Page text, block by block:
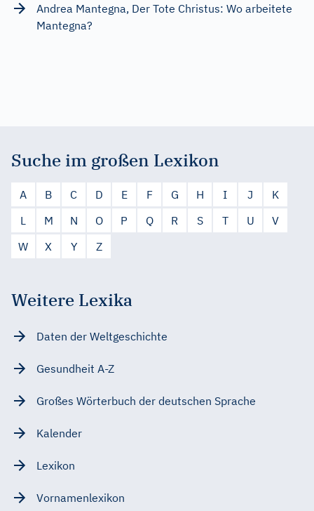
Andrea Mantegna, Der Tote Christus: Wo arbeitete
Mantegna?
Suche im großen Lexikon
A B C D E F G H I J
K
L
M N O P Q R S T U
V
W
X Y Z
Weitere Lexika
Daten der Weltgeschichte
Gesundheit A-Z
Großes Wörterbuch der deutschen Sprache
Kalender
Lexikon
Vornamenlexikon